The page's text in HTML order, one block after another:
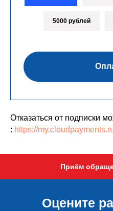
5000 рублей
Отказаться от подписки
: https://
Приём
Оцените